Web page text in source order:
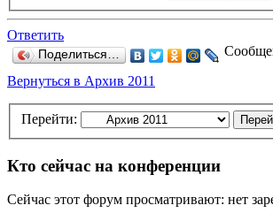
Ответить
Поделиться…
Вернуться в Архив 2011
Перейти:
Кто сейчас на конференции
Сейчас этот форум просматривают: нет